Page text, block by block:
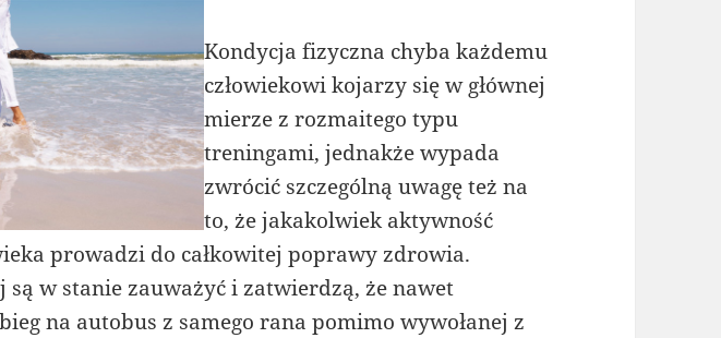
Kondycja fizyczna chyba każdemu
człowiekowi kojarzy się w głównej
mierze z rozmaitego typu
treningami, jednakże wypada
zwrócić szczególną uwagę też na
to, że jakakolwiek aktywność
prowadzi do całkowitej poprawy zdrowia.
są w stanie zauważyć i zatwierdzą, że nawet
na autobus z samego rana pomimo wywołanej z